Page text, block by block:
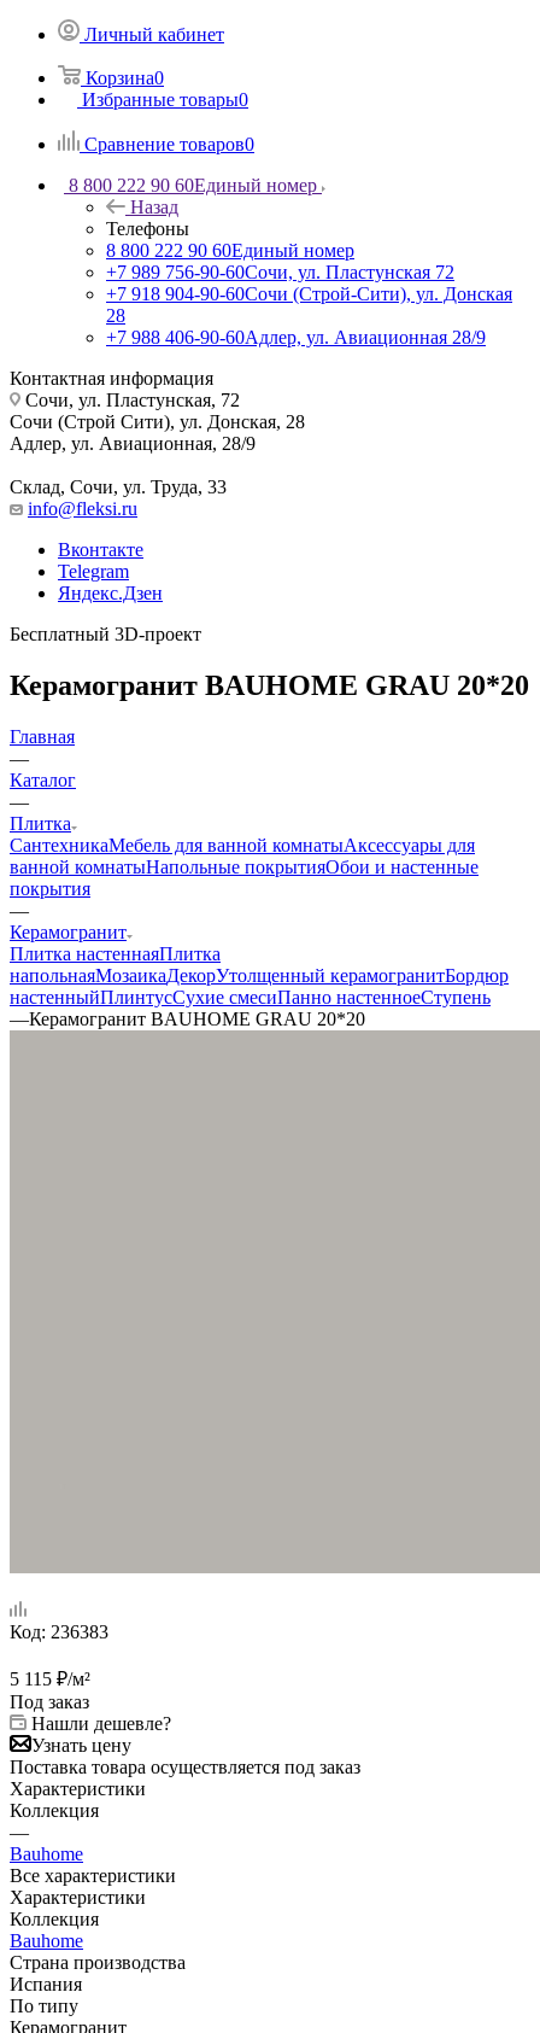
Личный кабинет
Корзина0
Избранные товары0
Сравнение товаров0
8 800 222 90 60Единый номер
Назад
Телефоны
8 800 222 90 60Единый номер
+7 989 756-90-60Сочи, ул. Пластунская 72
+7 918 904-90-60Сочи (Строй-Сити), ул. Донская
28
+7 988 406-90-60Адлер, ул. Авиационная 28/9
Контактная информация
Сочи, ул. Пластунская, 72
Сочи (Строй Сити), ул. Донская, 28
Адлер, ул. Авиационная, 28/9
Склад, Сочи, ул. Труда, 33
info@fleksi.ru
Вконтакте
Telegram
Яндекс.Дзен
Бесплатный 3D-проект
Керамогранит BAUHOME GRAU 20*20
Главная
—
Каталог
—
Плитка
СантехникаМебель для ванной комнатыАксессуары для
ванной комнатыНапольные покрытияОбои и настенные
покрытия
—
Керамогранит
Плитка настеннаяПлитка
напольнаяМозаикаДекорУтолщенный керамогранитБордюр
настенныйПлинтусСухие смесиПанно настенноеСтупень
—Керамогранит BAUHOME GRAU 20*20
Код: 236383
5 115 ₽/м²
Под заказ
Нашли дешевле?
Узнать цену
Поставка товара осуществляется под заказ
Характеристики
Коллекция
—
Bauhome
Все характеристики
Характеристики
Коллекция
Bauhome
Страна производства
Испания
По типу
Керамогранит